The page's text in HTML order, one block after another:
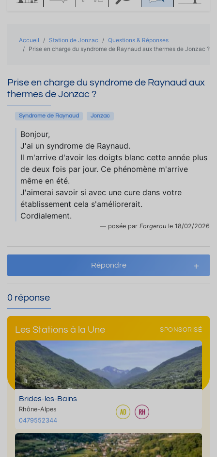
Accueil Station de Jonzac
Questions & Réponses
Prise en charge du syndrome de Raynaud aux thermes de Jonzac ?
Prise en charge du syndrome de Raynaud aux
thermes de Jonzac ?
Syndrome de Raynaud Jonzac
Bonjour,
J'ai un syndrome de Raynaud.
Il m'arrive d'avoir les doigts blanc cette année plus
de deux fois par jour. Ce phénomène m'arrive
même en été.
J'aimerai savoir si avec une cure dans votre
établissement cela s'améliorerait.
Cordialement.
posée par Forgerou le 18/02/2026
Répondre
0 réponse
Les Stations à la Une SPONSORISÉ
Brides-les-Bains
Rhône-Alpes
0479552344